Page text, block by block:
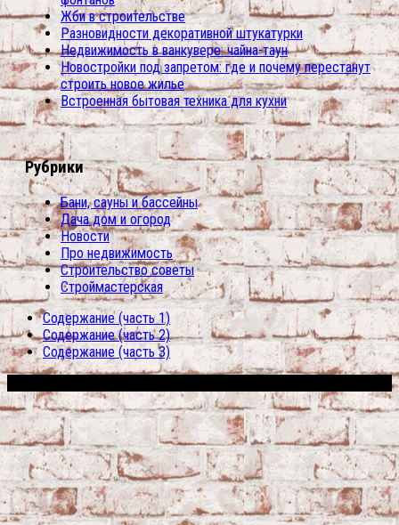
Жби в строительстве
Разновидности декоративной штукатурки
Недвижимость в ванкувере: чайна-таун
Новостройки под запретом: где и почему перестанут
строить новое жилье
Встроенная бытовая техника для кухни
Рубрики
Бани, сауны и бассейны
Дача дом и огород
Новости
Про недвижимость
Строительство советы
Строймастерская
Содержание (часть 1)
Содержание (часть 2)
Содержание (часть 3)